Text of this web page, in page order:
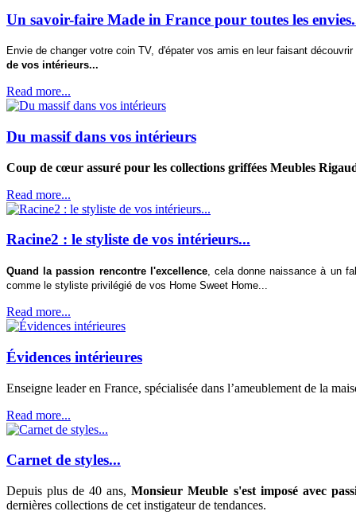
Un savoir-faire Made in France pour toutes les
Envie de changer votre coin TV, d'épater vos amis en leur faisant
de vos intérieurs...
Read more...
Du massif dans vos intérieurs
Coup de cœur assuré pour les collections griffées Meubles
Read more...
Racine2 : le styliste de vos intérieurs...
Quand la passion rencontre l'excellence, cela donne naissance à un
comme le styliste privilégié de vos Home Sweet Home...
Read more...
Évidences intérieures
Enseigne leader en France, spécialisée dans l’ameublement de la
Read more...
Carnet de styles...
Depuis plus de 40 ans,Monsieur Meuble s'est imposé avec
dernières collections de cet instigateur de tendances.